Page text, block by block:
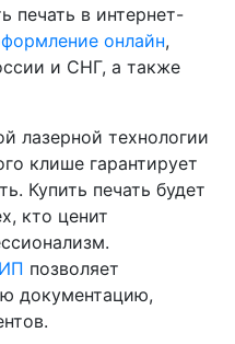
печать в интернет-
онлайн,
и СНГ, а также
лазерной технологии
клише гарантирует
Купить печать будет
кто ценит
позволяет
документацию,